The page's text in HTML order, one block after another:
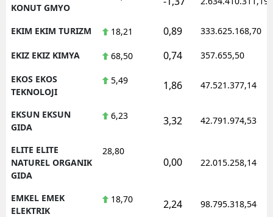
KONUT GMYO
EKIM EKIM TURIZM 18,21 0,89 333.625.168,70
EKIZ EKIZ KIMYA 68,50 0,74 357.655,50
EKOS EKOS
TEKNOLOJI
5,49 1,86 47.521.377,14
EKSUN EKSUN
GIDA
6,23 3,32 42.791.974,53
ELITE ELITE
NATUREL ORGANIK
GIDA
28,80
0,00 22.015.258,14
EMKEL EMEK
ELEKTRIK
18,70 2,24 98.795.318,54